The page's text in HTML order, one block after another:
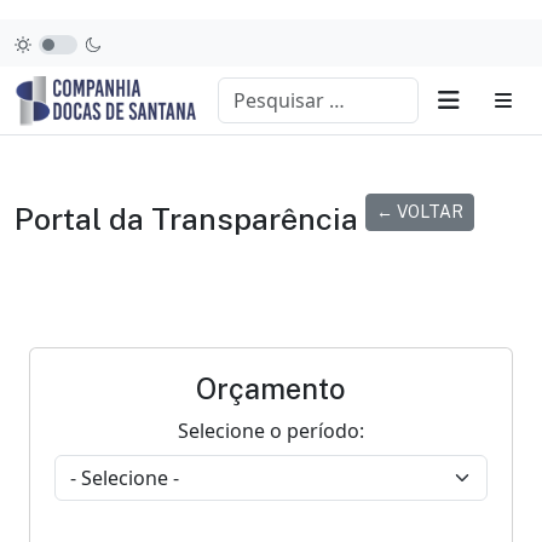
Portal da Transparência ← VOLTAR
Orçamento
Selecione o período: